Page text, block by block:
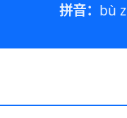
拼音： bù